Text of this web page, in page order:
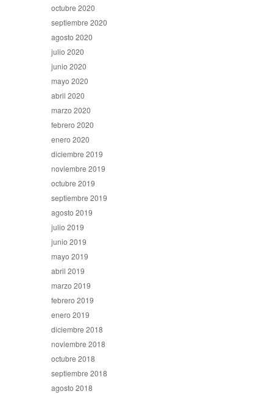
octubre 2020
septiembre 2020
agosto 2020
julio 2020
junio 2020
mayo 2020
abril 2020
marzo 2020
febrero 2020
enero 2020
diciembre 2019
noviembre 2019
octubre 2019
septiembre 2019
agosto 2019
julio 2019
junio 2019
mayo 2019
abril 2019
marzo 2019
febrero 2019
enero 2019
diciembre 2018
noviembre 2018
octubre 2018
septiembre 2018
agosto 2018